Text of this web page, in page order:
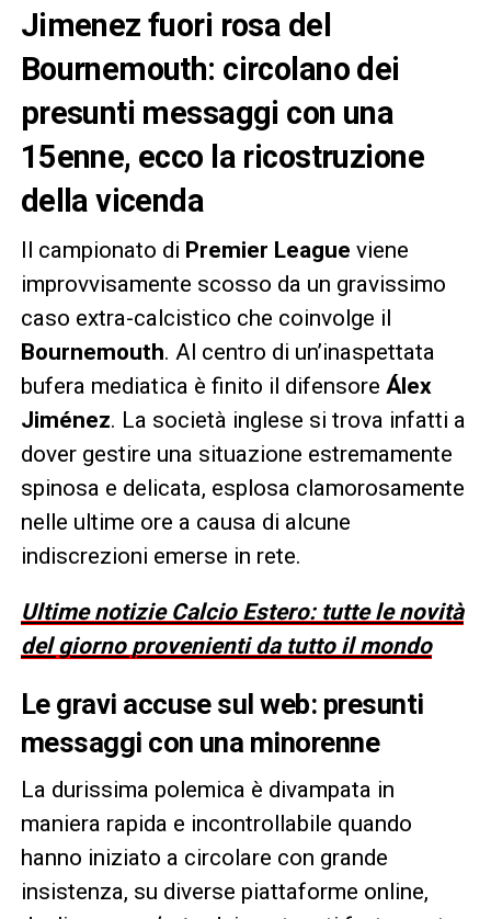
Jimenez fuori rosa del
Bournemouth: circolano dei
presunti messaggi con una
15enne, ecco la ricostruzione
della vicenda
Il campionato di Premier League viene
improvvisamente scosso da un gravissimo
caso extra-calcistico che coinvolge il
Bournemouth. Al centro di un’inaspettata
bufera mediatica è finito il difensore Álex
Jiménez. La società inglese si trova infatti a
dover gestire una situazione estremamente
spinosa e delicata, esplosa clamorosamente
nelle ultime ore a causa di alcune
indiscrezioni emerse in rete.
Ultime notizie Calcio Estero: tutte le novità
del giorno provenienti da tutto il mondo
Le gravi accuse sul web: presunti
messaggi con una minorenne
La durissima polemica è divampata in
maniera rapida e incontrollabile quando
hanno iniziato a circolare con grande
insistenza, su diverse piattaforme online,